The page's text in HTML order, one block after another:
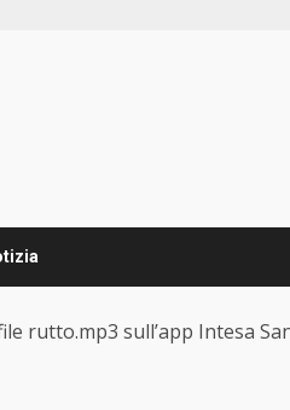
rutto.mp3 sull’app Intesa